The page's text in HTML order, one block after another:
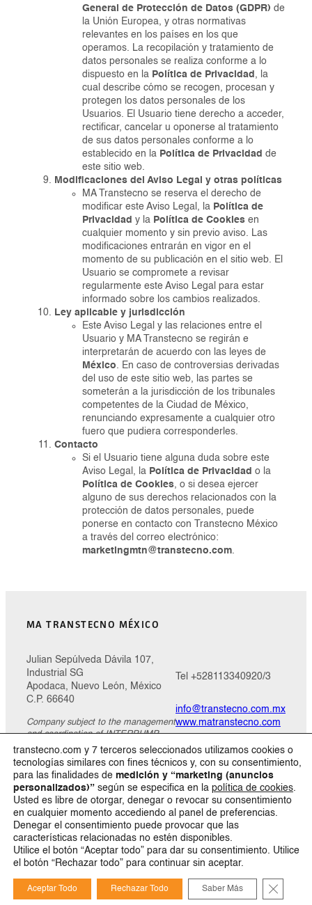
General de Protección de Datos (GDPR) de
la Unión Europea, y otras normativas
relevantes en los países en los que
operamos. La recopilación y tratamiento de
datos personales se realiza conforme a lo
dispuesto en la Política de Privacidad , la
cual describe cómo se recogen, procesan y
protegen los datos personales de los
Usuarios. El Usuario tiene derecho a acceder,
rectificar, cancelar u oponerse al tratamiento
de sus datos personales conforme a lo
establecido en la Política de Privacidad de
este sitio web.
Modificaciones del Aviso Legal y otras políticas
MA Transtecno se reserva el derecho de
modificar este Aviso Legal, la Política de
Privacidad y la Política de Cookies en
cualquier momento y sin previo aviso. Las
modificaciones entrarán en vigor en el
momento de su publicación en el sitio web. El
Usuario se compromete a revisar
regularmente este Aviso Legal para estar
informado sobre los cambios realizados.
Ley aplicable y jurisdicción
Este Aviso Legal y las relaciones entre el
Usuario y MA Transtecno se regirán e
interpretarán de acuerdo con las leyes de
México. En caso de controversias derivadas
del uso de este sitio web, las partes se
someterán a la jurisdicción de los tribunales
competentes de la Ciudad de México,
renunciando expresamente a cualquier otro
fuero que pudiera corresponderles.
Contacto
Si el Usuario tiene alguna duda sobre este
Aviso Legal, la Política de Privacidad o la
Política de Cookies, o si desea ejercer
alguno de sus derechos relacionados con la
protección de datos personales, puede
ponerse en contacto con Transtecno México
a través del correo electrónico:
marketingmtn@transtecno.com.
MA TRANSTECNO MÉXICO
Julian Sepúlveda Dávila 107,
Industrial SG
Apodaca, Nuevo León, México
C.P. 66640
Company subject to the management
and coordination of INTERPUMP
GROUP SPA
Política de Privacidad
Tel +528113340920/3
info@transtecno.com.mx
www.matranstecno.com
Facebook
Instagram
LinkedIn
YouTube
transtecno.com y 7 terceros seleccionados utilizamos cookies o
tecnologías similares con fines técnicos y, con su consentimiento,
para las finalidades de medición y “marketing (anuncios
personalizados)” según se especifica en la política de cookies.
Usted es libre de otorgar, denegar o revocar su consentimiento
en cualquier momento accediendo al panel de preferencias.
Denegar el consentimiento puede provocar que las
características relacionadas no estén disponibles.
Utilice el botón “Aceptar todo” para dar su consentimiento. Utilice
el botón “Rechazar todo” para continuar sin aceptar.
Aceptar Todo Rechazar Todo Saber Más Cerrar